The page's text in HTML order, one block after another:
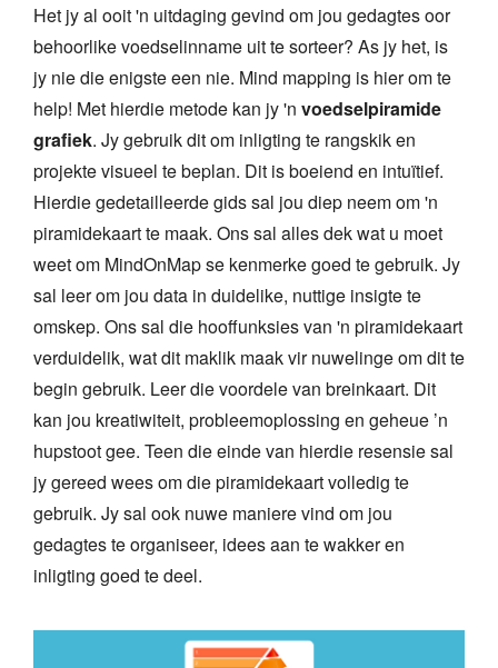
Het jy al ooit 'n uitdaging gevind om jou gedagtes oor
behoorlike voedselinname uit te sorteer? As jy het, is
jy nie die enigste een nie. Mind mapping is hier om te
help! Met hierdie metode kan jy 'n voedselpiramide
grafiek. Jy gebruik dit om inligting te rangskik en
projekte visueel te beplan. Dit is boeiend en intuïtief.
Hierdie gedetailleerde gids sal jou diep neem om 'n
piramidekaart te maak. Ons sal alles dek wat u moet
weet om MindOnMap se kenmerke goed te gebruik. Jy
sal leer om jou data in duidelike, nuttige insigte te
omskep. Ons sal die hooffunksies van 'n piramidekaart
verduidelik, wat dit maklik maak vir nuwelinge om dit te
begin gebruik. Leer die voordele van breinkaart. Dit
kan jou kreatiwiteit, probleemoplossing en geheue ’n
hupstoot gee. Teen die einde van hierdie resensie sal
jy gereed wees om die piramidekaart volledig te
gebruik. Jy sal ook nuwe maniere vind om jou
gedagtes te organiseer, idees aan te wakker en
inligting goed te deel.